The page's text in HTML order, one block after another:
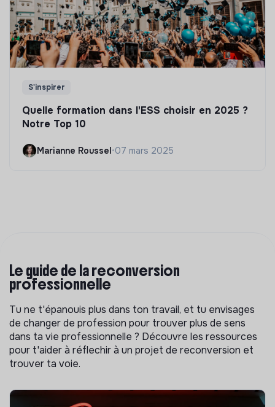
S'inspirer
Quelle formation dans l'ESS choisir en 2025 ?
Notre Top 10
Marianne Roussel•07 mars 2025
Le guide de la reconversion
professionnelle
Tu ne t'épanouis plus dans ton travail, et tu envisages
de changer de profession pour trouver plus de sens
dans ta vie professionnelle ? Découvre les ressources
pour t'aider à réflechir à un projet de reconversion et
trouver ta voie.